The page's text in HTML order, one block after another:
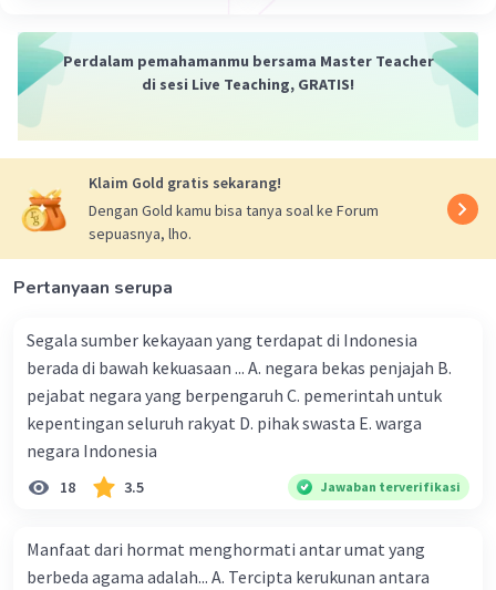
menyatakan bahwa presiden dan wakil presiden
dipilih secara langsung oleh rakyat. Sebelumnya,
presiden dan wakil presiden dipilih oleh MPR
adanya perubahan ini, rakyat memiliki hak suara
Perdalam pemahamanmu bersama Master Teacher
di sesi Live Teaching, GRATIS!
Klaim Gold gratis sekarang!
Dengan Gold kamu bisa tanya soal ke Forum
sepuasnya, lho.
Pertanyaan serupa
Segala sumber kekayaan yang terdapat di Indonesia
berada di bawah kekuasaan ... A. negara bekas penjajah B.
pejabat negara yang berpengaruh C. pemerintah untuk
kepentingan seluruh rakyat D. pihak swasta E. warga
negara Indonesia
18 3.5 Jawaban terverifikasi
Manfaat dari hormat menghormati antar umat yang
berbeda agama adalah... A. Tercipta kerukunan antara